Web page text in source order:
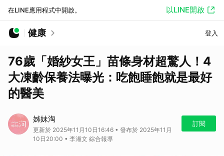
在LINE應用程式中開啟。 以LINE開啟
健康 登入
76歲「婚紗女王」苗條身材超驚人！4
大凍齡保養法曝光：吃飽睡飽就是最好
的醫美
姊妹淘
更新於 2025年11月10日16:46 • 發布於 2025年11月
10日20:00 • 李湘文 綜合報導
訂閱